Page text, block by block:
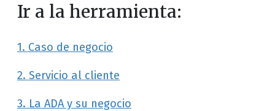
Ir a la herramienta:
1. Caso de negocio
2. Servicio al cliente
3. La ADA y su negocio